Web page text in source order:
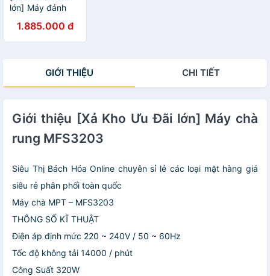
lớn] Máy đánh
1.885.000 đ
GIỚI THIỆU CHI TIẾT
Giới thiệu [Xả Kho Ưu Đãi lớn] Máy chà
rung MFS3203
Siêu Thị Bách Hóa Online chuyên sỉ lẻ các loại mặt hàng giá
siêu rẻ phân phối toàn quốc
Máy chà MPT – MFS3203
THÔNG SỐ KĨ THUẬT
Điện áp định mức 220 ~ 240V / 50 ~ 60Hz
Tốc độ không tải 14000 / phút
Công Suất 320W